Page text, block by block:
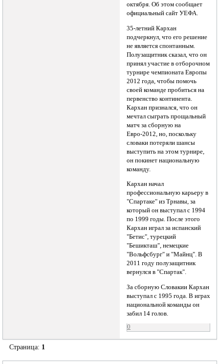
октября. Об этом сообщает
официальный сайт УЕФА.
35-летний Кархан
подчеркнул, что его решение
не является спонтанным.
Полузащитник сказал, что он
принял участие в отборочном
турнире чемпионата Европы
2012 года, чтобы помочь
своей команде пробиться на
первенство континента.
Кархан признался, что он
мечтал сыграть прощальный
матч за сборную на
Евро-2012, но, поскольку
словаки потеряли шансы
выступить на этом турнире,
он покинет национальную
команду.
Кархан начал
профессиональную карьеру в
"Спартаке" из Трнавы, за
который он выступал с 1994
по 1999 годы. После этого
Кархан играл за испанский
"Бетис", турецкий
"Бешикташ", немецкие
"Вольфсбург" и "Майнц". В
2011 году полузащитник
вернулся в "Спартак".
За сборную Словакии Кархан
выступал с 1995 года. В играх
национальной команды он
забил 14 голов.
0
Страница: 1